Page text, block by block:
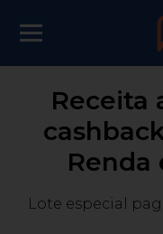
Receita
Renda
Lote especial